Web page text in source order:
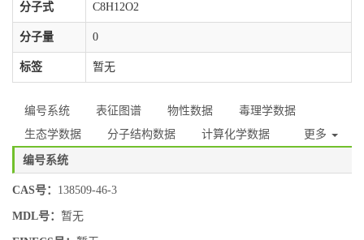
分子式 C8H12O2
分子量 0
标签 暂无
编号系统 表征图谱 物性数据
毒理学数据
生态学数据
分子结构数据 计算化学数据 更多
编号系统
CAS号： 138509-46-3
MDL号： 暂无